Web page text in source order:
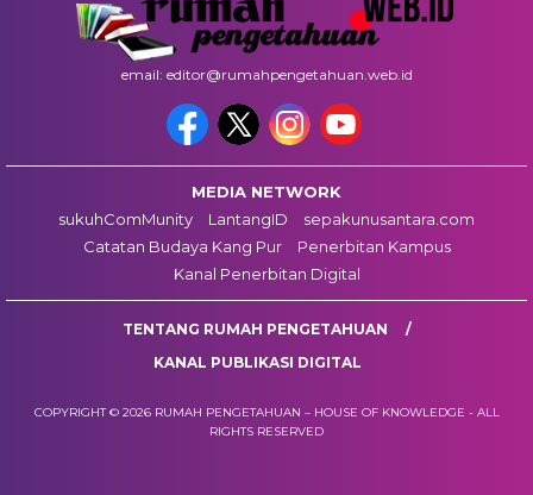
email: editor@rumahpengetahuan.web.id
MEDIA NETWORK
sukuhComMunity
LantangID
sepakunusantara.com
Catatan Budaya Kang Pur
Penerbitan Kampus
Kanal Penerbitan Digital
TENTANG RUMAH PENGETAHUAN
KANAL PUBLIKASI DIGITAL
COPYRIGHT © 2026 RUMAH PENGETAHUAN – HOUSE OF KNOWLEDGE - ALL
RIGHTS RESERVED